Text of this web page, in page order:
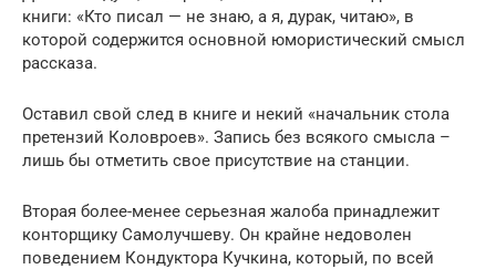
книги: «Кто писал — не знаю, а я, дурак, читаю», в
которой содержится основной юмористический смысл
рассказа.
Оставил свой след в книге и некий «начальник стола
претензий Коловроев». Запись без всякого смысла –
лишь бы отметить свое присутствие на станции.
Вторая более-менее серьезная жалоба принадлежит
конторщику Самолучшеву. Он крайне недоволен
поведением Кондуктора Кучкина, который, по всей